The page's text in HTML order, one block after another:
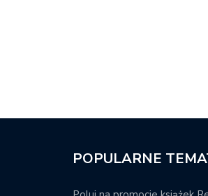
POPULARNE